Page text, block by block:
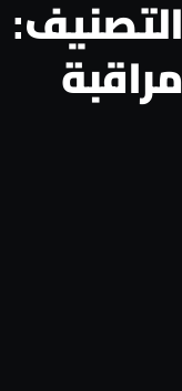
التصنيف:
مراقبة